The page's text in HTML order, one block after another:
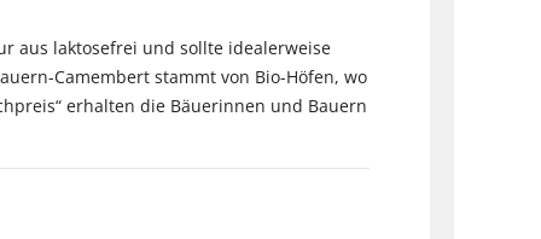
aus laktosefrei und sollte idealerweise
Camembert stammt von Bio-Höfen, wo
erhalten die Bäuerinnen und Bauern